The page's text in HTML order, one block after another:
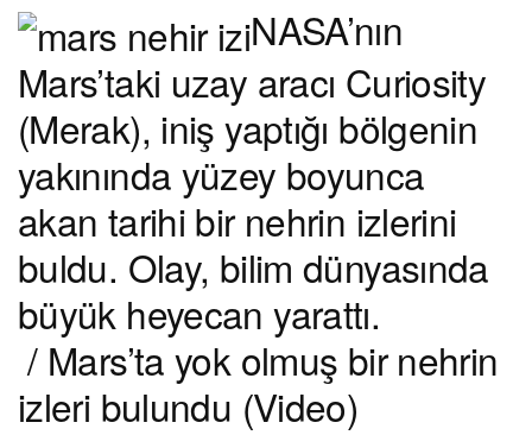
NASA’nın
Mars’taki uzay aracı Curiosity
(Merak), iniş yaptığı bölgenin
yakınında yüzey boyunca
akan tarihi bir nehrin izlerini
buldu. Olay, bilim dünyasında
büyük heyecan yarattı.
/ Mars’ta yok olmuş bir nehrin
izleri bulundu (Video)